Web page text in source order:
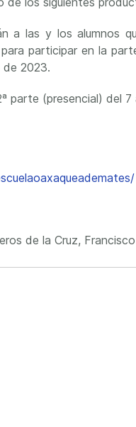
a las y los alumnos
participar en la
2023.
parte (presencial) del
de la Cruz,